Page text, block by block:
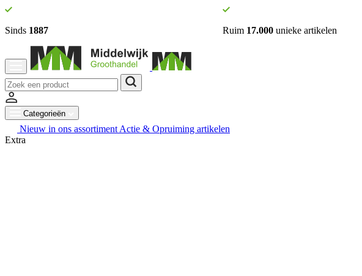
Sinds 1887 Ruim 17.000 unieke artikelen
Categorieën
Nieuw in ons assortiment Actie & Opruiming artikelen
Extra